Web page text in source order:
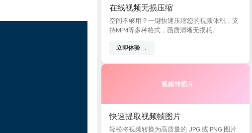
在线视频无损压缩
空间不够用？一键快速压缩您的视频体积，支
持MP4等多种格式，画质清晰无损耗。
立即体验 →
视频转图片
快速提取视频帧图片
轻松将视频转换为高质量的 JPG 或 PNG 图片